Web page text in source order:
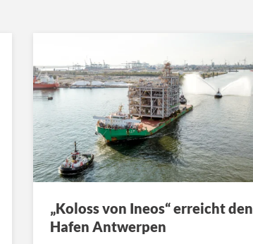
„Koloss von Ineos“ erreicht den
Hafen Antwerpen